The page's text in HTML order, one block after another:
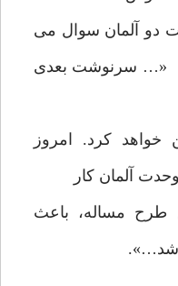
دو آلمان سوال می
«… سرنوشت بعدی
خواهد کرد. امروز
آلمان کار
مساله، باعث
شد…».